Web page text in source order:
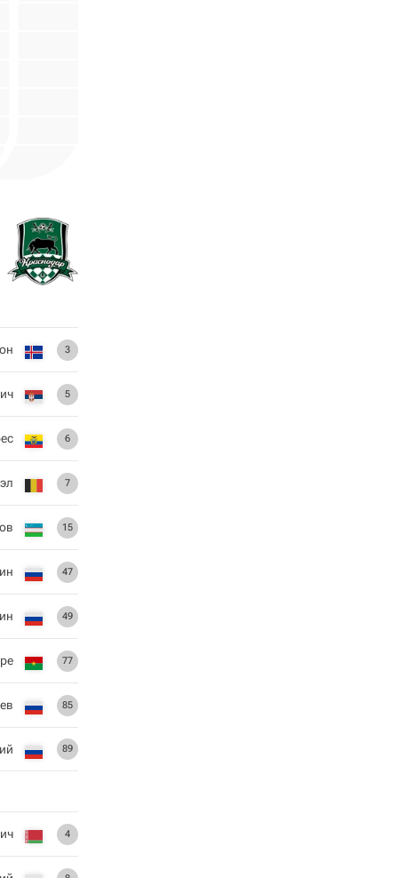
3
5
6
7
15
47
49
77
85
89
4